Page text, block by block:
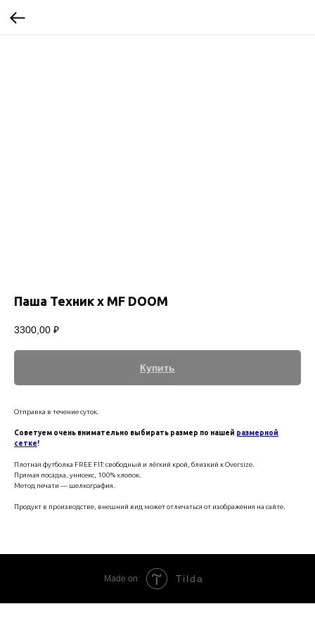
Паша Техник х MF DOOM
3300,00 ₽
Купить
Отправка в течение суток.
Советуем очень внимательно выбирать размер по нашей размерной
сетке!
Плотная футболка FREE FIT: свободный и лёгкий крой, близкий к Oversize.
Прямая посадка, унисекс, 100% хлопок.
Метод печати — шелкография.
Продукт в производстве, внешний вид может отличаться от изображения на сайте.
Made on Tilda